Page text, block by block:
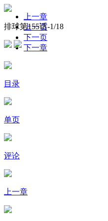
排球第155话-1/18
上一章
上一页
下一页
下一章
目录
单页
评论
上一章